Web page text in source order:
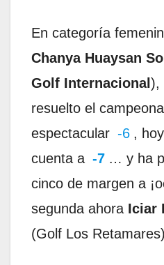
En categoría
Chanya Huaysan
Golf Internacional),
resuelto el
espectacular -6 ,
cuenta a -7 … y ha
cinco de margen a
segunda ahora Iciar
(Golf Los